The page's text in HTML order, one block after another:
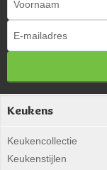
Keukens
Keukencollectie
Keukenstijlen